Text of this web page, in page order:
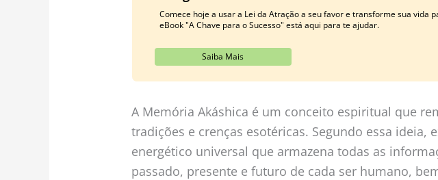
Comece hoje a usar a Lei da Atração a seu favor e transforme sua vida
eBook "A Chave para o Sucesso" está aqui para te ajudar.
Saiba Mais
A Memória Akáshica é um conceito espiritual que
tradições e crenças esotéricas. Segundo essa ideia,
energético universal que armazena todas as
passado, presente e futuro de cada ser humano,